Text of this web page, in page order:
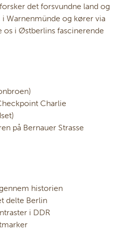
det forsvundne land og
i Warnenmünde og kører via
os i Østberlins fascinerende
Charlie
på Bernauer Strasse
historien
delte Berlin
i DDR